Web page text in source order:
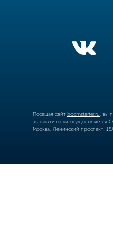
Посещая сайт boomstarter.ru , вы
автоматически
Москва, Ленинский проспект,